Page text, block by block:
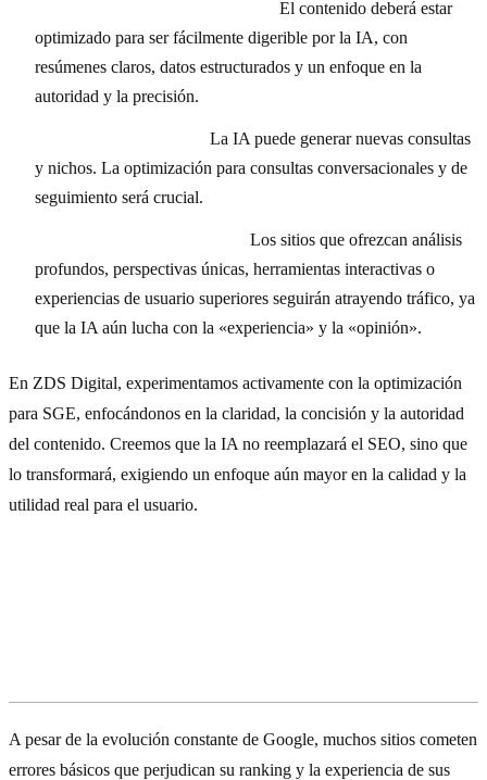
El contenido deberá estar
optimizado para ser fácilmente digerible por la IA, con
resúmenes claros, datos estructurados y un enfoque en la
autoridad y la precisión.
La IA puede generar nuevas consultas
y nichos. La optimización para consultas conversacionales y de
seguimiento será crucial.
Los sitios que ofrezcan análisis
profundos, perspectivas únicas, herramientas interactivas o
experiencias de usuario superiores seguirán atrayendo tráfico, ya
que la IA aún lucha con la «experiencia» y la «opinión».
En ZDS Digital, experimentamos activamente con la optimización
para SGE, enfocándonos en la claridad, la concisión y la autoridad
del contenido. Creemos que la IA no reemplazará el SEO, sino que
lo transformará, exigiendo un enfoque aún mayor en la calidad y la
utilidad real para el usuario.
A pesar de la evolución constante de Google, muchos sitios cometen
errores básicos que perjudican su ranking y la experiencia de sus